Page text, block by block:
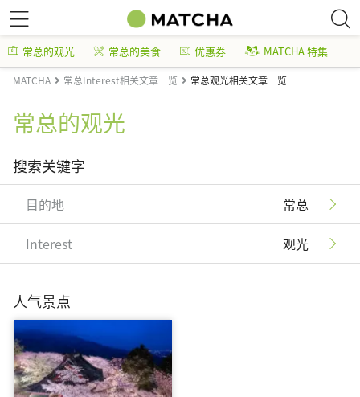
常总的观光 常总的美食 优惠券 MATCHA 特集
MATCHA 常总Interest相关文章一览 常总观光相关文章一览
常总的观光
搜索关键字
目的地 常总
Interest 观光
人气景点